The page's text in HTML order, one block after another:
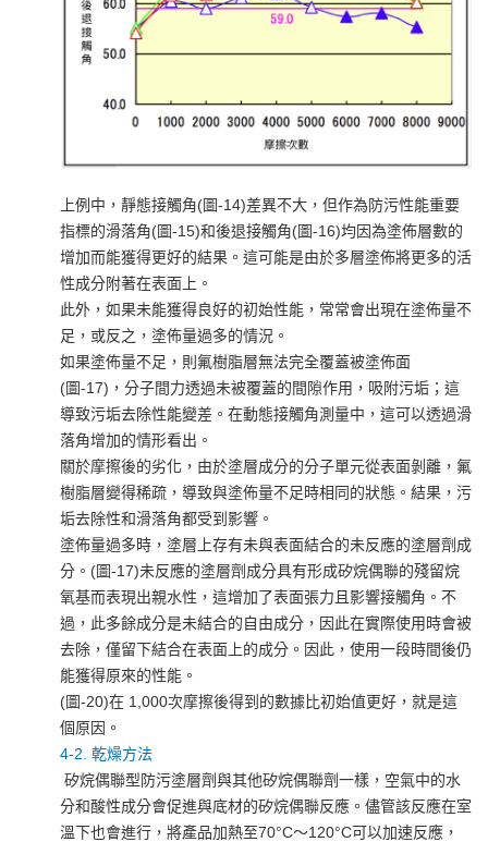
上例中，靜態接觸角(圖-14)差異不大，但作為防污性能重要
指標的滑落角(圖-15)和後退接觸角(圖-16)均因為塗佈層數的
增加而能獲得更好的結果。這可能是由於多層塗佈將更多的活
性成分附著在表面上。
此外，如果未能獲得良好的初始性能，常常會出現在塗佈量不
足，或反之，塗佈量過多的情況。
如果塗佈量不足，則氟樹脂層無法完全覆蓋被塗佈面
(圖-17)，分子間力透過未被覆蓋的間隙作用，吸附污垢；這
導致污垢去除性能變差。在動態接觸角測量中，這可以透過滑
落角增加的情形看出。
關於摩擦後的劣化，由於塗層成分的分子單元從表面剝離，氟
樹脂層變得稀疏，導致與塗佈量不足時相同的狀態。結果，污
垢去除性和滑落角都受到影響。
塗佈量過多時，塗層上存有未與表面結合的未反應的塗層劑成
分。(圖-17)未反應的塗層劑成分具有形成矽烷偶聯的殘留烷
氧基而表現出親水性，這增加了表面張力且影響接觸角。不
過，此多餘成分是未結合的自由成分，因此在實際使用時會被
去除，僅留下結合在表面上的成分。因此，使用一段時間後仍
能獲得原來的性能。
(圖-20)在 1,000次摩擦後得到的數據比初始值更好，就是這
個原因。
4-2. 乾燥方法
矽烷偶聯型防污塗層劑與其他矽烷偶聯劑一樣，空氣中的水
分和酸性成分會促進與底材的矽烷偶聯反應。儘管該反應在室
溫下也會進行，將產品加熱至70°C～120°C可以加速反應，